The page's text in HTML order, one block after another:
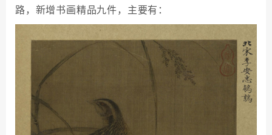
路，新增书画精品九件，主要有：